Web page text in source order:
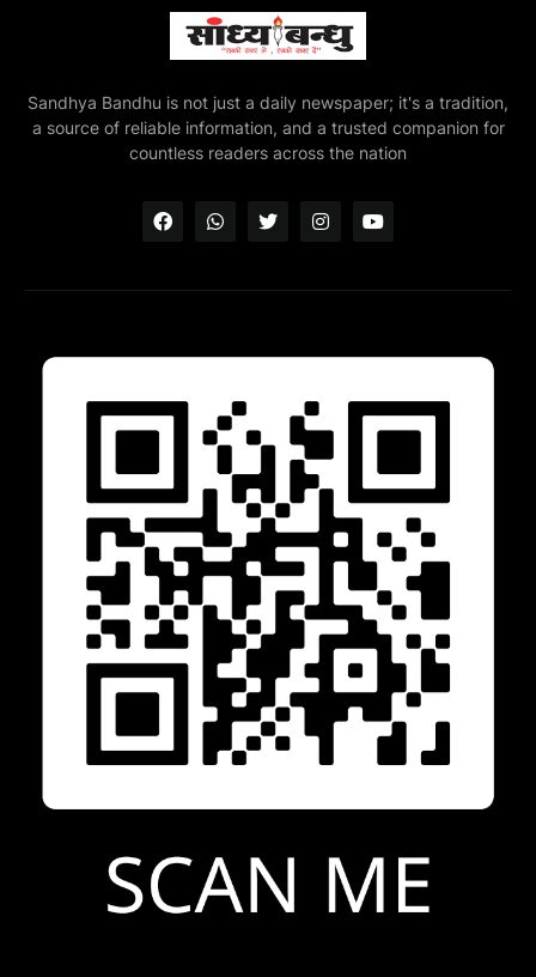
Sandhya Bandhu is not just a daily newspaper; it's a tradition,
a source of reliable information, and a trusted companion for
countless readers across the nation